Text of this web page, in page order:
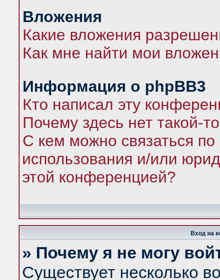
Вложения
Какие вложения
Как мне найти мои
Информация о phpBB3
Кто написал эту
Почему здесь нет такой-
С кем можно связаться по
использования и/или
этой конференцией?
Вход на
» Почему я не могу
Существует несколько